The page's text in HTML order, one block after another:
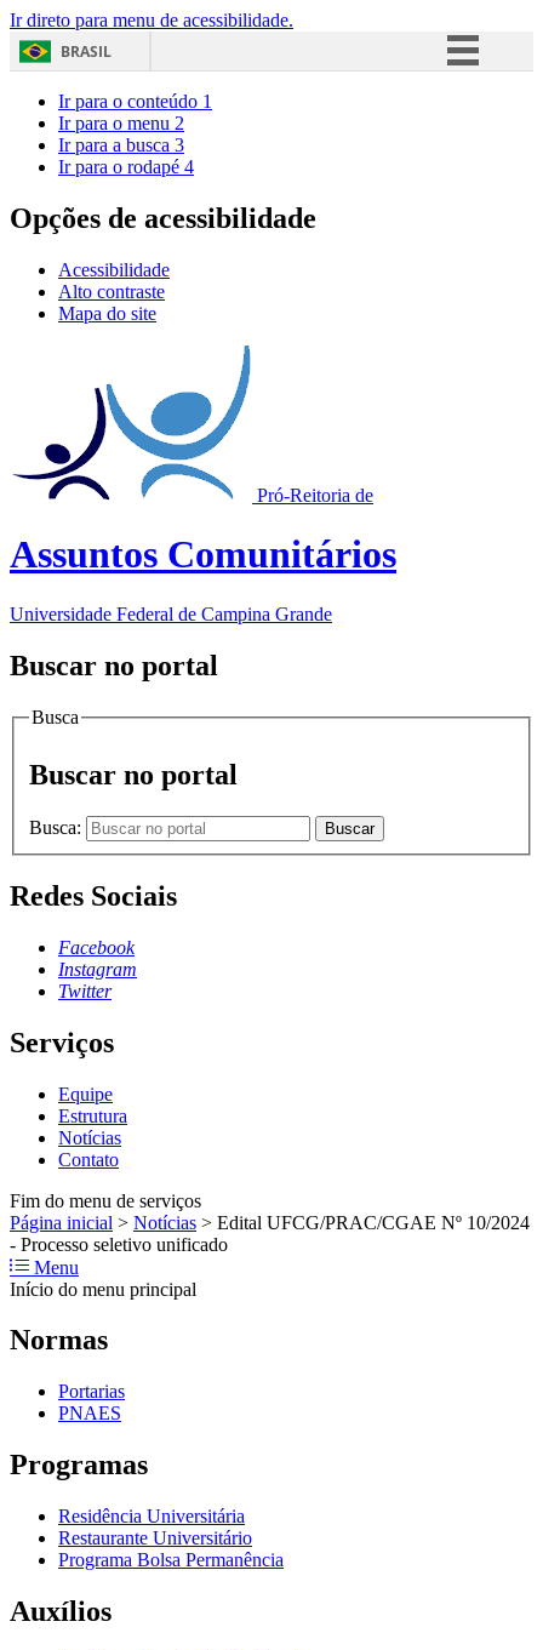
Ir direto para menu de acessibilidade.
BRASIL
Acesso à informação
Ir para o conteúdo 1
Ir para o menu 2
Ir para a busca 3
Ir para o rodapé 4
Opções de acessibilidade
Acessibilidade
Alto contraste
Mapa do site
Pró-Reitoria de
Assuntos Comunitários
Universidade Federal de Campina Grande
Buscar no portal
Busca
Buscar no portal
Busca: Buscar
Redes Sociais
Facebook
Instagram
Twitter
Serviços
Equipe
Estrutura
Notícias
Contato
Fim do menu de serviços
Página inicial > Notícias > Edital UFCG/PRAC/CGAE Nº 10/2024
- Processo seletivo unificado
Menu
Início do menu principal
Normas
Portarias
PNAES
Programas
Residência Universitária
Restaurante Universitário
Programa Bolsa Permanência
Auxílios